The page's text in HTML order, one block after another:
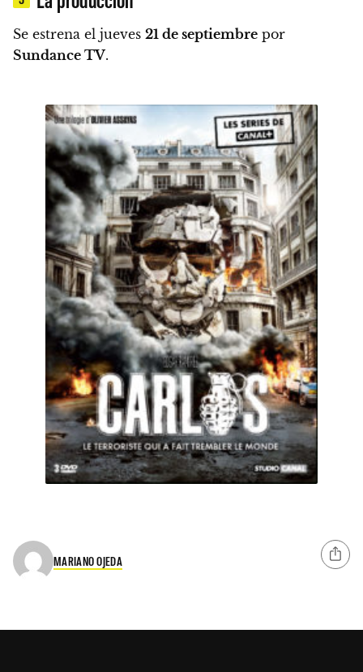
Se estrena el jueves 21 de septiembre por
Sundance TV.
MARIANO OJEDA